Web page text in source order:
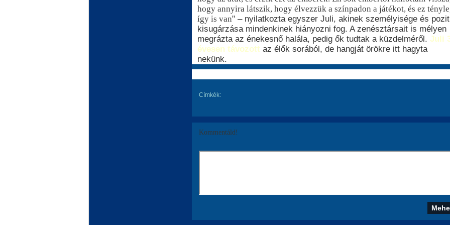
hogy annyira látszik, hogy élvezzük a színpadon a játékot, és ez
így is van" – nyilatkozta egyszer Juli, akinek személyisége és
kisugárzása mindenkinek hiányozni fog. A zenésztársait is mélyen
megrázta az énekesnő halála, pedig ők tudtak a küzdelméről. Juli
évesen távozott az élők sorából, de hangját örökre itt hagyta
nekünk.
Címkék:
Kommentáld!